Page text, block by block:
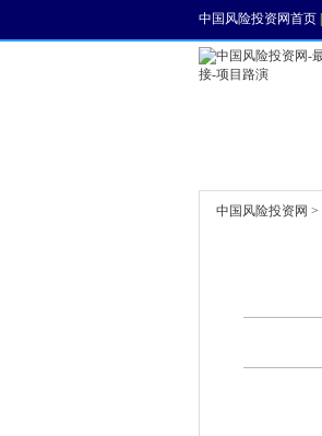
中国风险投资网首页
中国风险投资网 >